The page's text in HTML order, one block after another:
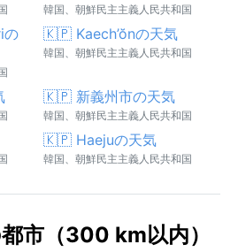
韓国、朝鮮民主主義人民共和国
🇰🇵 Kaech’ŏnの天気
韓国、朝鮮民主主義人民共和国
🇰🇵 新義州市の天気
韓国、朝鮮民主主義人民共和国
🇰🇵 Haejuの天気
韓国、朝鮮民主主義人民共和国
市（300 km以内）